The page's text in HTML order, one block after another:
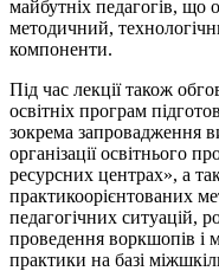
майбутніх педагогів, що
методичний,
компоненти.
Під час лекції також
освітніх програм
зокрема запровадження
організації освітнього
ресурсних центрах», а
практикоорієнтованих
педагогічних ситуацій,
проведення воркшопів і
практики на базі